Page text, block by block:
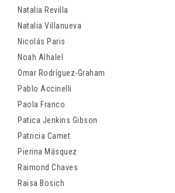
Natalia Revilla
Natalia Villanueva
Nicolás Paris
Noah Alhalel
Omar Rodríguez-Graham
Pablo Accinelli
Paola Franco
Patica Jenkins Gibson
Patricia Camet
Pierina Másquez
Raimond Chaves
Raisa Bosich